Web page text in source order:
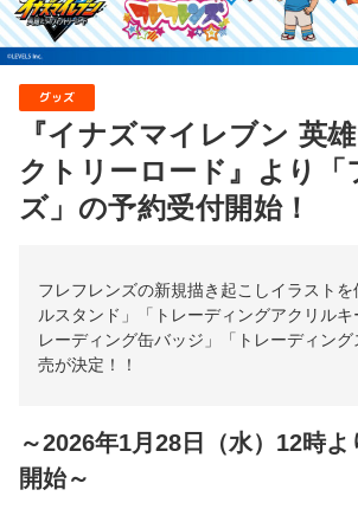
グッズ
『イナズマイレブン 英
クトリーロード』より「
ズ」の予約受付開始！
フレフレンズの新規描き起こしイラストを
ルスタンド」「トレーディングアクリルキ
レーディング缶バッジ」「トレーディン
売が決定！！
～2026年1月28日（水）12時
開始～